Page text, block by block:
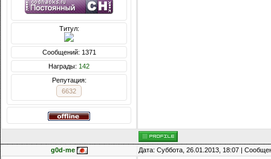
Титул:
Сообщений: 1371
Награды: 142
Репутация:
6632
g0d-me Дата: Суббота, 26.01.2013, 18:07 |